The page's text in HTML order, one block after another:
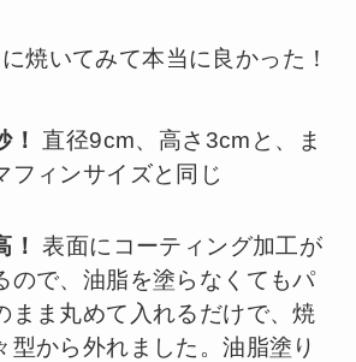
焼いてみて本当に良かった！
！
直径9cm、高さ3cmと、ま
フィンサイズと同じ
！ 表面にコーティング加工が
ので、油脂を塗らなくてもパ
まま丸めて入れるだけで、焼
型から外れました。油脂塗り